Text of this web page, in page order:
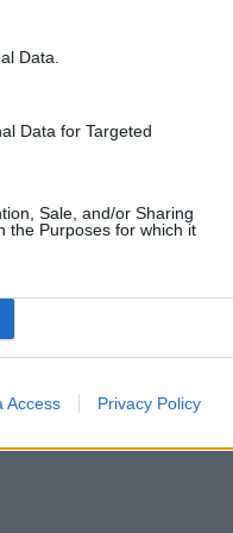
Data.
Data for Targeted
Sale, and/or Sharing
the Purposes for which it
Access Privacy Policy
και της απιστίας. Δεν
για τη
για την υπόθεση